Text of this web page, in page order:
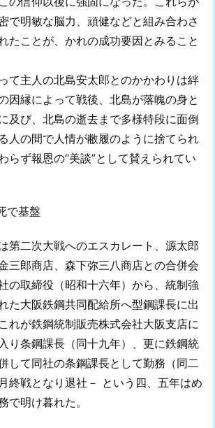
で明敏な脳力、頑健などと組み合わさ
たことが、かれの成功要因とみること
て主人の北島安太郎とのかかわりは絆
因縁によって戦後、北島が落魄の身と
及び、北島の逝去まで多様特段に面倒
人の間で人情が敝履のように捨てられ
らず報恩の“美談”として賛えられてい
で基盤
第二次大戦へのエスカレート、源太郎
三郎商店、森下弥三八商店との合併会
の取締役（昭和十六年）から、統制強
た大阪鉄鋼共同配給所へ型鋼課長に出
れが鉄鋼統制販売株式会社大阪支店に
り条鋼課長（同十九年）、更に鉄鋼統
して同社の条鋼課長として勤務（同二
終戦となり退社－ という四、五年はめ
で明け暮れた。